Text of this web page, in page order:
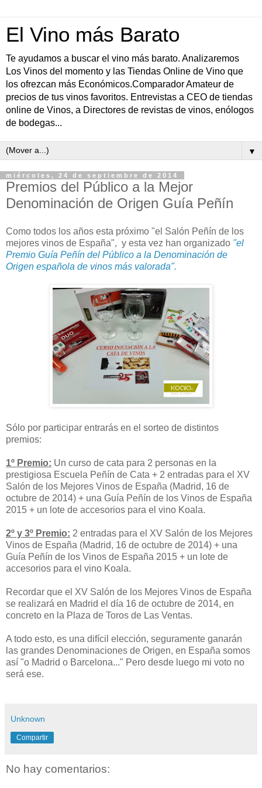
El Vino más Barato
Te ayudamos a buscar el vino más barato. Analizaremos
Los Vinos del momento y las Tiendas Online de Vino que
los ofrezcan más Económicos.Comparador Amateur de
precios de tus vinos favoritos. Entrevistas a CEO de tiendas
online de Vinos, a Directores de revistas de vinos, enólogos
de bodegas...
▼
miércoles, 24 de septiembre de 2014
Premios del Público a la Mejor
Denominación de Origen Guía Peñín
Como todos los años esta próximo "el Salón Peñín de los
mejores vinos de España", y esta vez han organizado "el
Premio Guía Peñín del Público a la Denominación de
Origen española de vinos más valorada".
Sólo por participar entrarás en el sorteo de distintos
premios:
1º Premio: Un curso de cata para 2 personas en la
prestigiosa Escuela Peñín de Cata + 2 entradas para el XV
Salón de los Mejores Vinos de España (Madrid, 16 de
octubre de 2014) + una Guía Peñín de los Vinos de España
2015 + un lote de accesorios para el vino Koala.
2º y 3º Premio: 2 entradas para el XV Salón de los Mejores
Vinos de España (Madrid, 16 de octubre de 2014) + una
Guía Peñín de los Vinos de España 2015 + un lote de
accesorios para el vino Koala.
Recordar que el XV Salón de los Mejores Vinos de España
se realizará en Madrid el día 16 de octubre de 2014, en
concreto en la Plaza de Toros de Las Ventas.
A todo esto, es una difícil elección, seguramente ganarán
las grandes Denominaciones de Origen, en España somos
así "o Madrid o Barcelona..." Pero desde luego mi voto no
será ese.
Unknown
Compartir
No hay comentarios: